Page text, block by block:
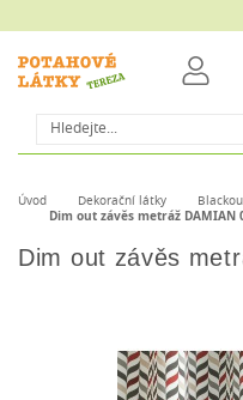
Hledat
Úvod Dekorační látky
Dim out závěs metráž DAMIAN
Dim out závěs